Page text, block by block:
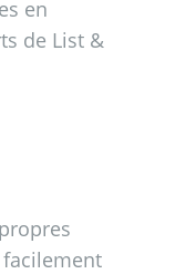
en
de List &